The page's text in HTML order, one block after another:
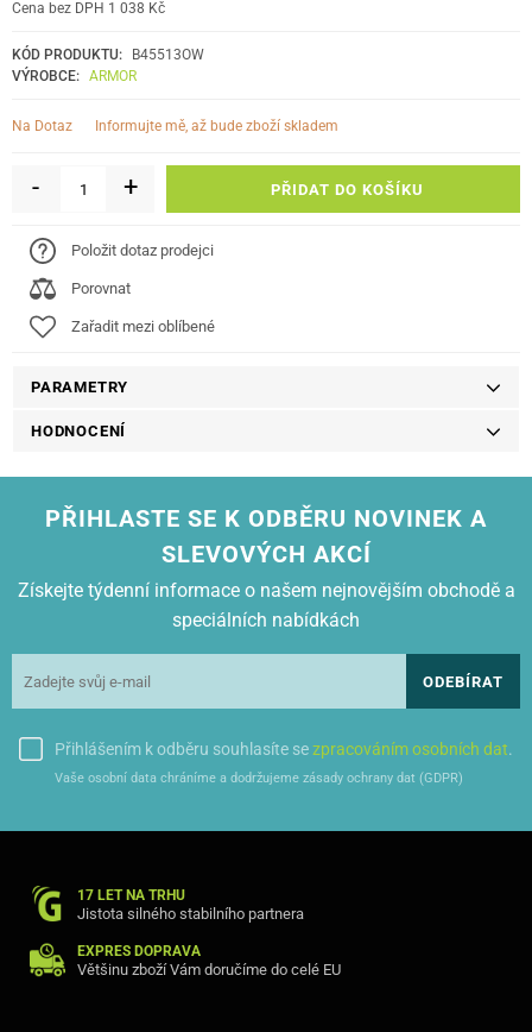
Cena bez DPH 1 038 Kč
KÓD PRODUKTU:
B45513OW
VÝROBCE: ARMOR
Na Dotaz informujte mě, až bude zboží skladem
- + PŘIDAT DO KOŠÍKU
Položit dotaz prodejci
Porovnat
Zařadit mezi oblíbené
PARAMETRY
HODNOCENÍ
PŘIHLASTE SE K ODBĚRU NOVINEK A
SLEVOVÝCH AKCÍ
Získejte týdenní informace o našem nejnovějším obchodě a
speciálních nabídkách
ODEBÍRAT
Přihlášením k odběru souhlasíte sezpracováním osobních dat.
Vaše osobní data chráníme a dodržujeme zásady ochrany dat (GDPR)
17 LET NA TRHU
Jistota silného stabilního partnera
EXPRES DOPRAVA
Většinu zboží Vám doručíme do celé EU